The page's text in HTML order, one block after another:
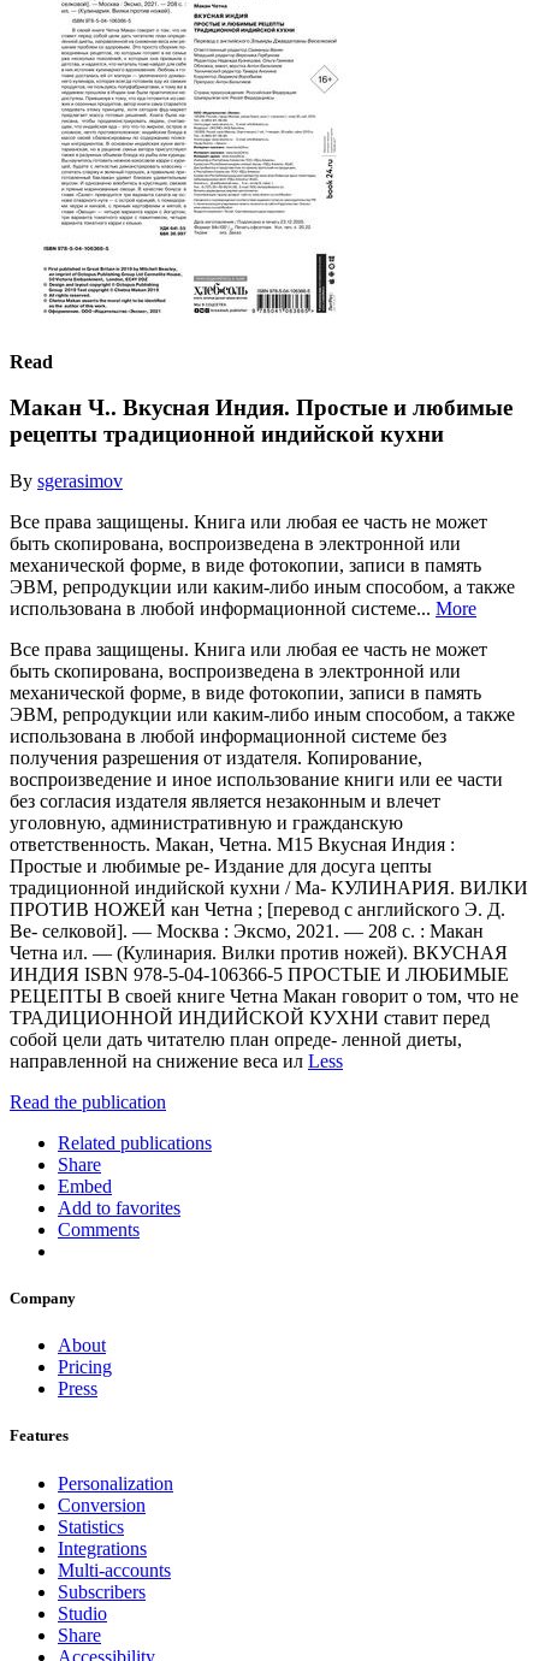
Read
Макан Ч.. Вкусная Индия. Простые и любимые
рецепты традиционной индийской кухни
By sgerasimov
Все права защищены. Книга или любая ее часть не может
быть скопирована, воспроизведена в электронной или
механической форме, в виде фотокопии, записи в память
ЭВМ, репродукции или каким-либо иным способом, а также
использована в любой информационной системе... More
Все права защищены. Книга или любая ее часть не может
быть скопирована, воспроизведена в электронной или
механической форме, в виде фотокопии, записи в память
ЭВМ, репродукции или каким-либо иным способом, а также
использована в любой информационной системе без
получения разрешения от издателя. Копирование,
воспроизведение и иное использование книги или ее части
без согласия издателя является незаконным и влечет
уголовную, административную и гражданскую
ответственность. Макан, Четна. М15 Вкусная Индия :
Простые и любимые ре- Издание для досуга цепты
традиционной индийской кухни / Ма- КУЛИНАРИЯ. ВИЛКИ
ПРОТИВ НОЖЕЙ кан Четна ; [перевод с английского Э. Д.
Ве- селковой]. — Москва : Эксмо, 2021. — 208 с. : Макан
Четна ил. — (Кулинария. Вилки против ножей). ВКУСНАЯ
ИНДИЯ ISBN 978-5-04-106366-5 ПРОСТЫЕ И ЛЮБИМЫЕ
РЕЦЕПТЫ В своей книге Четна Макан говорит о том, что не
ТРАДИЦИОННОЙ ИНДИЙСКОЙ КУХНИ ставит перед
собой цели дать читателю план опреде- ленной диеты,
направленной на снижение веса ил Less
Read the publication
Related publications
Share
Embed
Add to favorites
Comments
Company
About
Pricing
Press
Features
Personalization
Conversion
Statistics
Integrations
Multi-accounts
Subscribers
Studio
Share
Accessibility